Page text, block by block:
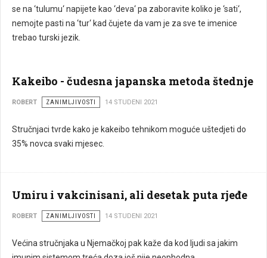
se na ‘tulumu‘ napijete kao ‘deva‘ pa zaboravite koliko je ‘sati‘,
nemojte pasti na ‘tur‘ kad čujete da vam je za sve te imenice
trebao turski jezik.
Kakeibo - čudesna japanska metoda štednje
ROBERT ZANIMLJIVOSTI 14 STUDENI 2021
Stručnjaci tvrde kako je kakeibo tehnikom moguće uštedjeti do
35% novca svaki mjesec.
Umiru i vakcinisani, ali desetak puta rjeđe
ROBERT ZANIMLJIVOSTI 14 STUDENI 2021
Većina stručnjaka u Njemačkoj pak kaže da kod ljudi sa jakim